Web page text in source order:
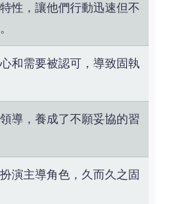
性，讓他們行動迅速但不
和需要被認可，導致固執
導，養成了不願妥協的習
演主導角色，久而久之固